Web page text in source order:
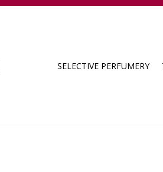
SELECTIVE PERFUMERY